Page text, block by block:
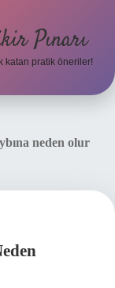
Pınarı
katan pratik öneriler!
neden olur